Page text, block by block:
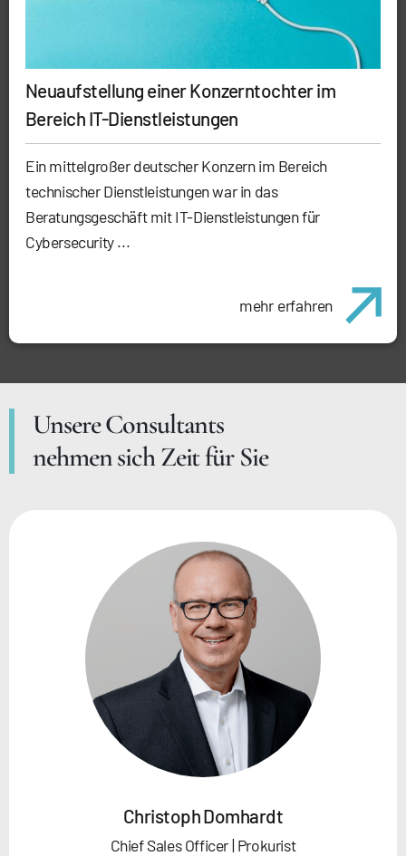
Neuaufstellung einer Konzerntochter im
Bereich IT-Dienstleistungen
Ein mittelgroßer deutscher Konzern im Bereich
technischer Dienstleistungen war in das
Beratungsgeschäft mit IT-Dienstleistungen für
Cybersecurity ...
mehr erfahren
Unsere Consultants
nehmen sich Zeit für Sie
Christoph Domhardt
Chief Sales Officer | Prokurist